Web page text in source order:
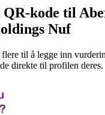
kode til
Nuf
til å legge inn
direkte til profilen deres.